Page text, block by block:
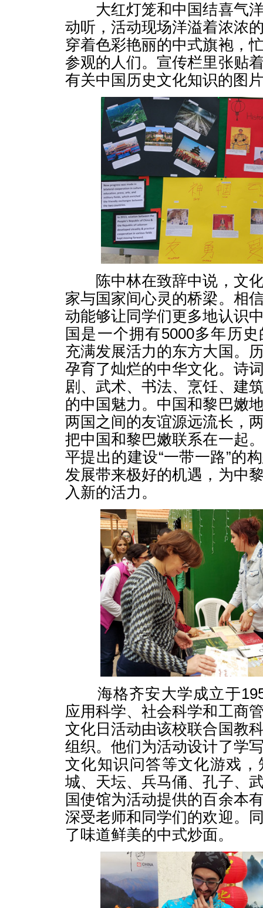
大红灯笼和中国结喜气洋
动听，活动现场洋溢着浓浓
穿着色彩艳丽的中式旗袍，
参观的人们。宣传栏里张贴
有关中国历史文化知识的图
陈中林在致辞中说，文化
家与国家间心灵的桥梁。相
动能够让同学们更多地认识
国是一个拥有5000多年历
充满发展活力的东方大国。
孕育了灿烂的中华文化。诗
剧、武术、书法、烹饪、
的中国魅力。中国和黎巴嫩
两国之间的友谊源远流长，
把中国和黎巴嫩联系在一起
平提出的建设“一带一路”的
发展带来极好的机遇，为中
入新的活力。
海格齐安大学成立于
应用科学、社会科学和工商
文化日活动由该校联合国教
组织。他们为活动设计了学
文化知识问答等文化游戏
城、天坛、兵马俑、孔子、
国使馆为活动提供的百余本
深受老师和同学们的欢迎。
了味道鲜美的中式炒面。